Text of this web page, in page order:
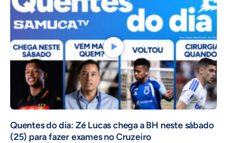
Quentes do dia: Zé Lucas chega a BH neste sábado
(25) para fazer exames no Cruzeiro